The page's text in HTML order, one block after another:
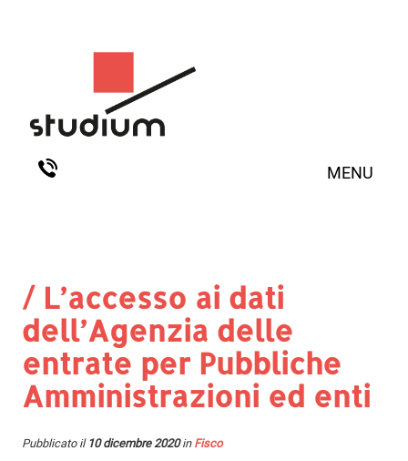
MENU
/ L’accesso ai dati
dell’Agenzia delle
entrate per Pubbliche
Amministrazioni ed enti
Pubblicato il 10 dicembre 2020in Fisco